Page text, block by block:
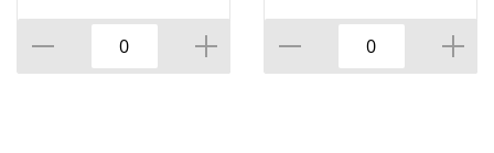
Цвет рукоятки : Синий
Вес в упаковке : 0,07 кг
Марка стали : AISI 420
ПОДСТАВКЕ 8 ПР.,
КОР=6НАБОР.